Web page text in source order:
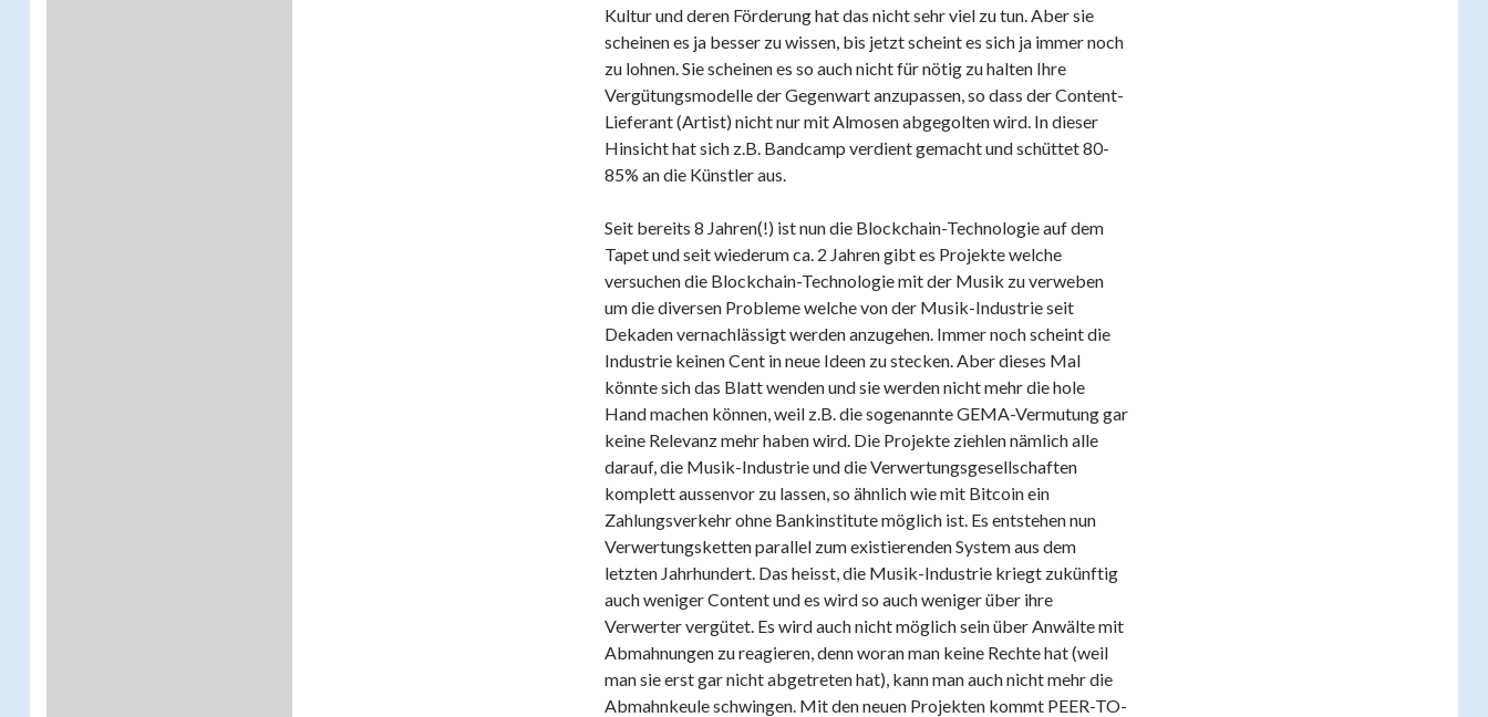
Kultur und deren Förderung hat das nicht sehr viel zu tun. Aber sie
scheinen es ja besser zu wissen, bis jetzt scheint es sich ja immer noch
zu lohnen. Sie scheinen es so auch nicht für nötig zu halten Ihre
Vergütungsmodelle der Gegenwart anzupassen, so dass der Content-
Lieferant (Artist) nicht nur mit Almosen abgegolten wird. In dieser
Hinsicht hat sich z.B. Bandcamp verdient gemacht und schüttet 80-
85% an die Künstler aus.
Seit bereits 8 Jahren(!) ist nun die Blockchain-Technologie auf dem
Tapet und seit wiederum ca. 2 Jahren gibt es Projekte welche
versuchen die Blockchain-Technologie mit der Musik zu verweben
um die diversen Probleme welche von der Musik-Industrie seit
Dekaden vernachlässigt werden anzugehen. Immer noch scheint die
Industrie keinen Cent in neue Ideen zu stecken. Aber dieses Mal
könnte sich das Blatt wenden und sie werden nicht mehr die hole
Hand machen können, weil z.B. die sogenannte GEMA-Vermutung gar
keine Relevanz mehr haben wird. Die Projekte ziehlen nämlich alle
darauf, die Musik-Industrie und die Verwertungsgesellschaften
komplett aussenvor zu lassen, so ähnlich wie mit Bitcoin ein
Zahlungsverkehr ohne Bankinstitute möglich ist. Es entstehen nun
Verwertungsketten parallel zum existierenden System aus dem
letzten Jahrhundert. Das heisst, die Musik-Industrie kriegt zukünftig
auch weniger Content und es wird so auch weniger über ihre
Verwerter vergütet. Es wird auch nicht möglich sein über Anwälte mit
Abmahnungen zu reagieren, denn woran man keine Rechte hat (weil
man sie erst gar nicht abgetreten hat), kann man auch nicht mehr die
Abmahnkeule schwingen. Mit den neuen Projekten kommt PEER-TO-